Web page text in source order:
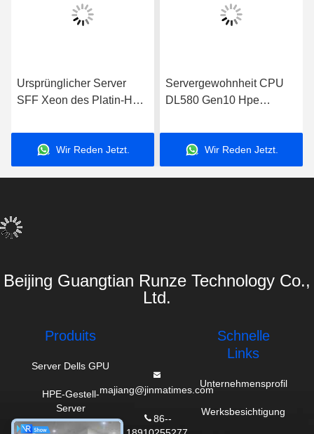
Ursprünglicher Server
SFF Xeon des Platin-HPE
869845-B21 8164 P408I-
P 4U
Wir Reden Jetzt.
Servergewohnheit CPU
DL580 Gen10 Hpe
Gold5218
Wir Reden Jetzt.
Beijing Guangtian Runze Technology Co.,
Ltd.
Produits
Server Dells GPU
HPE-Gestell-
Server
majiang@jinmatimes.com
86--
Schnelle
Links
Unternehmensprofil
Werksbesichtigung